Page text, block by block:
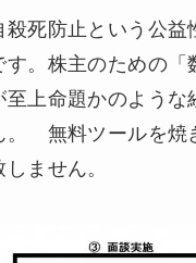
殺死防止という公益
す。株主のための「
至上命題かのような
。 無料ツールを焼
ません。